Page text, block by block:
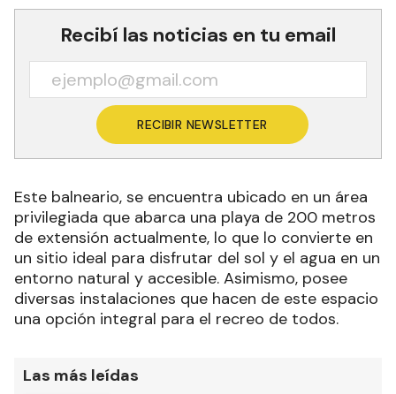
Recibí las noticias en tu email
RECIBIR NEWSLETTER
Este balneario, se encuentra ubicado en un área
privilegiada que abarca una playa de 200 metros
de extensión actualmente, lo que lo convierte en
un sitio ideal para disfrutar del sol y el agua en un
entorno natural y accesible. Asimismo, posee
diversas instalaciones que hacen de este espacio
una opción integral para el recreo de todos.
Las más leídas